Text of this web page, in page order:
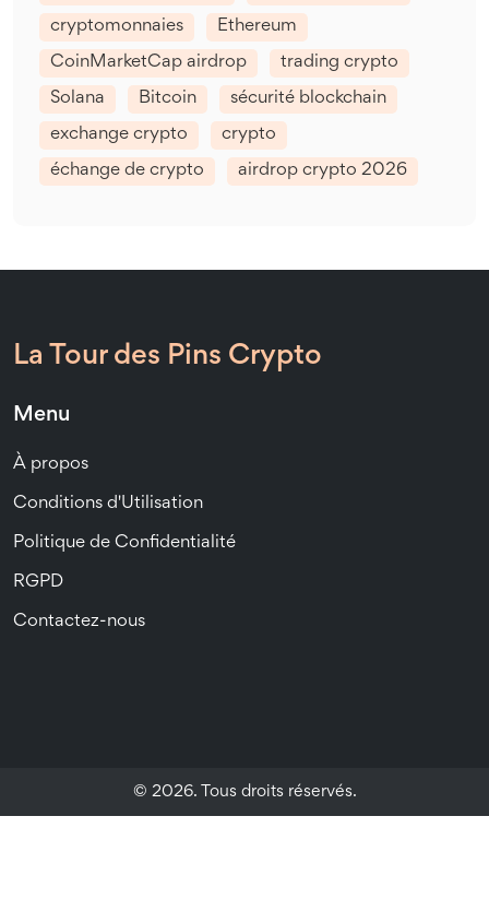
cryptomonnaies Ethereum
CoinMarketCap airdrop trading crypto
Solana Bitcoin sécurité blockchain
exchange crypto crypto
échange de crypto airdrop crypto 2026
La Tour des Pins Crypto
Menu
À propos
Conditions d'Utilisation
Politique de Confidentialité
RGPD
Contactez-nous
© 2026. Tous droits réservés.